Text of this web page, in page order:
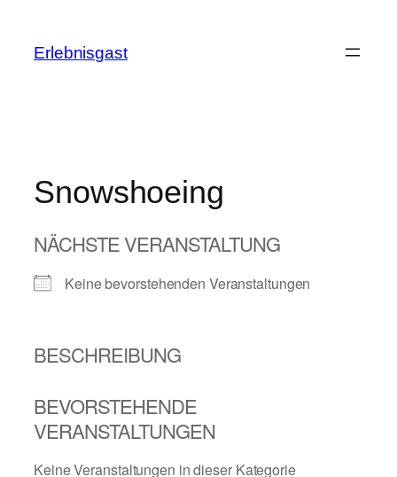
springen
Erlebnisgast
Snowshoeing
NÄCHSTE VERANSTALTUNG
Keine bevorstehenden Veranstaltungen
BESCHREIBUNG
BEVORSTEHENDE
VERANSTALTUNGEN
Keine Veranstaltungen in dieser Kategorie